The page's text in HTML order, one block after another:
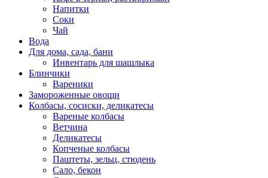
Напитки
Соки
Чай
Вода
Для дома, сада, бани
Инвентарь для шашлыка
Блинчики
Вареники
Замороженные овощи
Колбасы, сосиски, деликатесы
Вареные колбасы
Ветчина
Деликатесы
Копченые колбасы
Паштеты, зельц, стюдень
Сало, бекон